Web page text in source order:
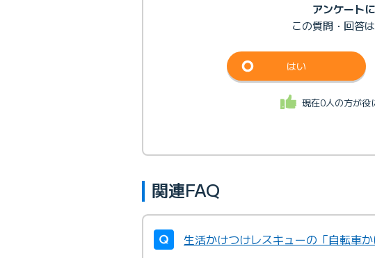
アンケート
この質問・回答は
はい
現在0人の方が役
関連FAQ
生活かけつけレスキューの「自転車